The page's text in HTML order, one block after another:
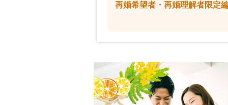
再婚希望者・再婚理解者限定